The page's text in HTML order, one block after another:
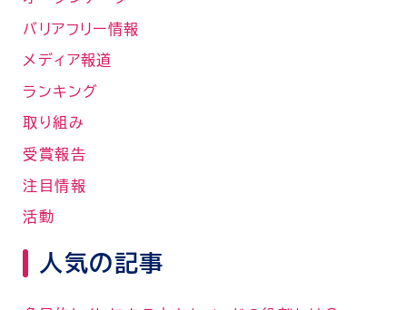
バリアフリー情報
メディア報道
ランキング
取り組み
受賞報告
注目情報
活動
人気の記事